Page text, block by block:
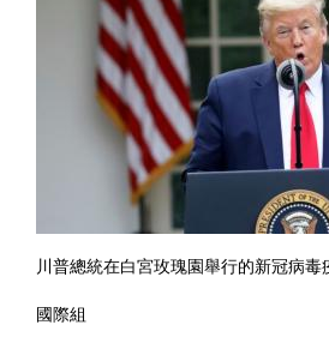
川普總統在白宮玫瑰園舉行的新冠病
國際組